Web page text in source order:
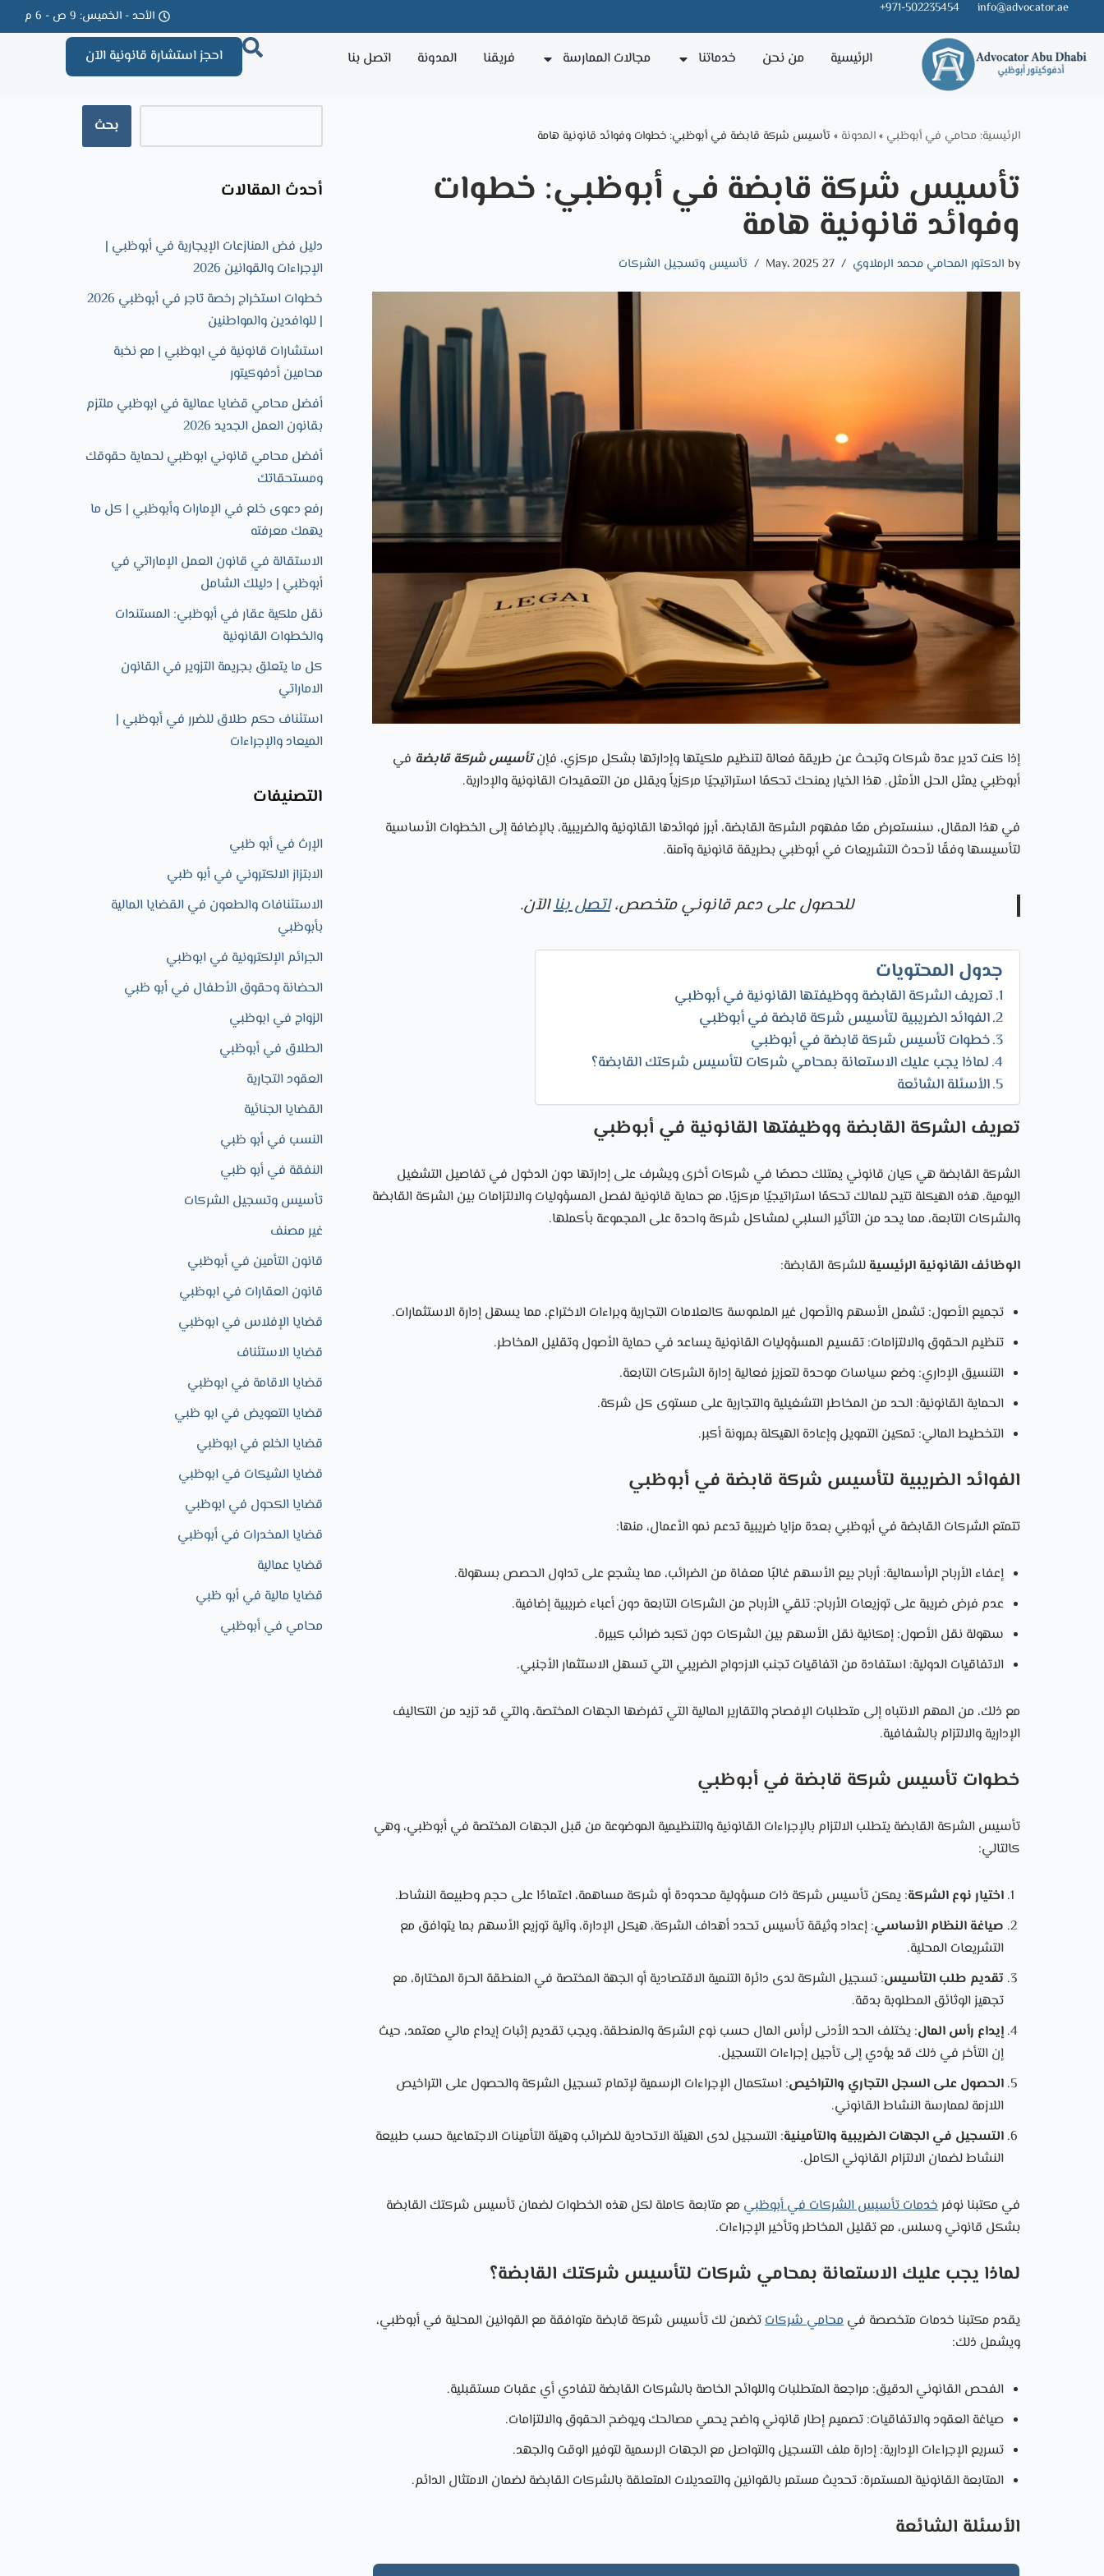
to
info@advocator.ae
971-502235454+ الأحد - الخميس: 9 ص - 6 م
الرئيسية من نحن خدماتنا مجالات الممارسة فريقنا المدونة اتصل بنا احجز استشارة قانونية الآن
الرئيسية: محامي في أبوظبي »المدونة » تأسيس شركة قابضة في أبوظبي: خطوات وفوائد قانونية هامة
تأسيس شركة قابضة في أبوظبي: خطوات
وفوائد قانونية هامة
by الدكتور المحامي محمد الرملاوي 27 May، 2025 تأسيس وتسجيل الشركات
إذا كنت تدير عدة شركات وتبحث عن طريقة فعالة لتنظيم ملكيتها وإدارتها بشكل مركزي، فإنتأسيس شركة قابضة في
أبوظبي يمثل الحل الأمثل. هذا الخيار يمنحك تحكمًا استراتيجيًا مركزياً ويقلل من التعقيدات القانونية والإدارية.
في هذا المقال، سنستعرض معًا مفهوم الشركة القابضة، أبرز فوائدها القانونية والضريبية، بالإضافة إلى الخطوات الأساسية
لتأسيسها وفقًا لأحدث التشريعات في أبوظبي بطريقة قانونية وآمنة.
للحصول على دعم قانوني متخصص،اتصل بناالآن.
جدول المحتويات
تعريف الشركة القابضة ووظيفتها القانونية في أبوظبي
الفوائد الضريبية لتأسيس شركة قابضة في أبوظبي
خطوات تأسيس شركة قابضة في أبوظبي
لماذا يجب عليك الاستعانة بمحامي شركات لتأسيس شركتك القابضة؟
الأسئلة الشائعة
تعريف الشركة القابضة ووظيفتها القانونية في أبوظبي
الشركة القابضة هي كيان قانوني يمتلك حصصًا في شركات أخرى ويشرف على إدارتها دون الدخول في تفاصيل التشغيل
اليومية. هذه الهيكلة تتيح للمالك تحكمًا استراتيجيًا مركزيًا، مع حماية قانونية لفصل المسؤوليات والالتزامات بين الشركة القابضة
والشركات التابعة، مما يحد من التأثير السلبي لمشاكل شركة واحدة على المجموعة بأكملها.
الوظائف القانونية الرئيسية للشركة القابضة:
تجميع الأصول: تشمل الأسهم والأصول غير الملموسة كالعلامات التجارية وبراءات الاختراع، مما يسهل إدارة الاستثمارات.
تنظيم الحقوق والالتزامات: تقسيم المسؤوليات القانونية يساعد في حماية الأصول وتقليل المخاطر.
التنسيق الإداري: وضع سياسات موحدة لتعزيز فعالية إدارة الشركات التابعة.
الحماية القانونية: الحد من المخاطر التشغيلية والتجارية على مستوى كل شركة.
التخطيط المالي: تمكين التمويل وإعادة الهيكلة بمرونة أكبر.
الفوائد الضريبية لتأسيس شركة قابضة في أبوظبي
تتمتع الشركات القابضة في أبوظبي بعدة مزايا ضريبية تدعم نمو الأعمال، منها:
إعفاء الأرباح الرأسمالية: أرباح بيع الأسهم غالبًا معفاة من الضرائب، مما يشجع على تداول الحصص بسهولة.
عدم فرض ضريبة على توزيعات الأرباح: تلقي الأرباح من الشركات التابعة دون أعباء ضريبية إضافية.
سهولة نقل الأصول: إمكانية نقل الأسهم بين الشركات دون تكبد ضرائب كبيرة.
الاتفاقيات الدولية: استفادة من اتفاقيات تجنب الازدواج الضريبي التي تسهل الاستثمار الأجنبي.
مع ذلك، من المهم الانتباه إلى متطلبات الإفصاح والتقارير المالية التي تفرضها الجهات المختصة، والتي قد تزيد من التكاليف
الإدارية والالتزام بالشفافية.
خطوات تأسيس شركة قابضة في أبوظبي
تأسيس الشركة القابضة يتطلب الالتزام بالإجراءات القانونية والتنظيمية الموضوعة من قبل الجهات المختصة في أبوظبي، وهي
كالتالي:
اختيار نوع الشركة: يمكن تأسيس شركة ذات مسؤولية محدودة أو شركة مساهمة، اعتمادًا على حجم وطبيعة النشاط.
صياغة النظام الأساسي: إعداد وثيقة تأسيس تحدد أهداف الشركة، هيكل الإدارة، وآلية توزيع الأسهم بما يتوافق مع
التشريعات المحلية.
تقديم طلب التأسيس: تسجيل الشركة لدى دائرة التنمية الاقتصادية أو الجهة المختصة في المنطقة الحرة المختارة، مع
تجهيز الوثائق المطلوبة بدقة.
إيداع رأس المال: يختلف الحد الأدنى لرأس المال حسب نوع الشركة والمنطقة، ويجب تقديم إثبات إيداع مالي معتمد، حيث
إن التأخر في ذلك قد يؤدي إلى تأجيل إجراءات التسجيل.
الحصول على السجل التجاري والتراخيص: استكمال الإجراءات الرسمية لإتمام تسجيل الشركة والحصول على التراخيص
اللازمة لممارسة النشاط القانوني.
التسجيل في الجهات الضريبية والتأمينية: التسجيل لدى الهيئة الاتحادية للضرائب وهيئة التأمينات الاجتماعية حسب طبيعة
النشاط لضمان الالتزام القانوني الكامل.
في مكتبنا نوفرخدمات تأسيس الشركات في أبوظبي مع متابعة كاملة لكل هذه الخطوات لضمان تأسيس شركتك القابضة
بشكل قانوني وسلس، مع تقليل المخاطر وتأخير الإجراءات.
لماذا يجب عليك الاستعانة بمحامي شركات لتأسيس شركتك القابضة؟
يقدم مكتبنا خدمات متخصصة في محامي شركاتتضمن لك تأسيس شركة قابضة متوافقة مع القوانين المحلية في أبوظبي،
ويشمل ذلك:
الفحص القانوني الدقيق: مراجعة المتطلبات واللوائح الخاصة بالشركات القابضة لتفادي أي عقبات مستقبلية.
صياغة العقود والاتفاقيات: تصميم إطار قانوني واضح يحمي مصالحك ويوضح الحقوق والالتزامات.
تسريع الإجراءات الإدارية: إدارة ملف التسجيل والتواصل مع الجهات الرسمية لتوفير الوقت والجهد.
المتابعة القانونية المستمرة: تحديث مستمر بالقوانين والتعديلات المتعلقة بالشركات القابضة لضمان الامتثال الدائم.
الأسئلة الشائعة
بحث
أحدث المقالات
دليل فض المنازعات الإيجارية في أبوظبي |
الإجراءات والقوانين 2026
خطوات استخراج رخصة تاجر في أبوظبي 2026
| للوافدين والمواطنين
استشارات قانونية في ابوظبي | مع نخبة
محامين أدفوكيتور
أفضل محامي قضايا عمالية في ابوظبي ملتزم
بقانون العمل الجديد 2026
أفضل محامي قانوني ابوظبي لحماية حقوقك
ومستحقاتك
رفع دعوى خلع في الإمارات وأبوظبي | كل ما
يهمك معرفته
الاستقالة في قانون العمل الإماراتي في
أبوظبي | دليلك الشامل
نقل ملكية عقار في أبوظبي: المستندات
والخطوات القانونية
كل ما يتعلق بجريمة التزوير في القانون
الاماراتي
استئناف حكم طلاق للضرر في أبوظبي |
الميعاد والإجراءات
التصنيفات
الإرث في أبو ظبي
الابتزاز الالكتروني في أبو ظبي
الاستئنافات والطعون في القضايا المالية
بأبوظبي
الجرائم الإلكترونية في ابوظبي
الحضانة وحقوق الأطفال في أبو ظبي
الزواج في ابوظبي​
الطلاق في أبوظبي
العقود التجارية​
القضايا الجنائية
النسب في أبو ظبي
النفقة في أبو ظبي
تأسيس وتسجيل الشركات
غير مصنف
قانون التأمين في أبوظبي
قانون العقارات في ابوظبي
قضايا الإفلاس في ابوظبي
قضايا الاستئناف
قضايا الاقامة في ابوظبي
قضايا التعويض في ابو ظبي
قضايا الخلع في ابوظبي
قضايا الشيكات في ابوظبي
قضايا الكحول في ابوظبي
قضايا المخدرات في أبوظبي
قضايا عمالية
قضايا مالية في أبو ظبي
محامي في أبوظبي